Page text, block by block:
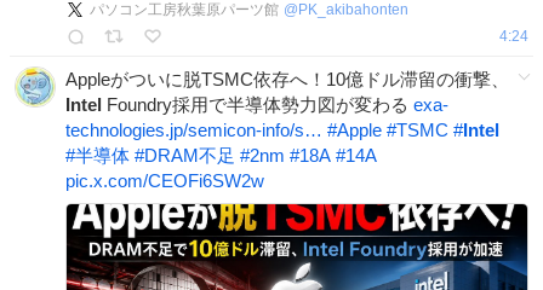
パソコン工房秋葉原パーツ館 @ PK_akibahonten
4:24
Appleがついに脱TSMC依存へ！10億ドル滞留の衝撃、
Intel Foundry採用で半導体勢力図が変わる exa-
technologies.jp/semicon-info/s… #Apple #TSMC #Intel
#半導体 #DRAM不足 #2nm #18A #14A
pic.x.com/CEOFi6SW2w